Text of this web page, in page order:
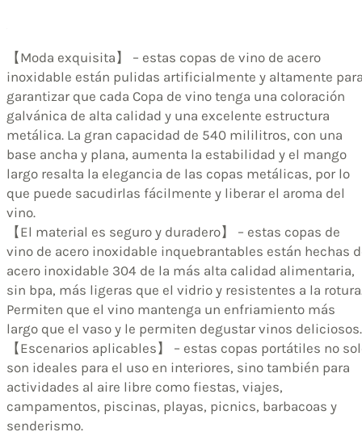
【Moda exquisita】 – estas copas de vino de acero
inoxidable están pulidas artificialmente y altamente
garantizar que cada Copa de vino tenga una coloración
galvánica de alta calidad y una excelente estructura
metálica. La gran capacidad de 540 mililitros, con una
base ancha y plana, aumenta la estabilidad y el mango
largo resalta la elegancia de las copas metálicas, por lo
que puede sacudirlas fácilmente y liberar el aroma del
vino.
【El material es seguro y duradero】 – estas copas de
vino de acero inoxidable inquebrantables están hechas
acero inoxidable 304 de la más alta calidad alimentaria,
sin bpa, más ligeras que el vidrio y resistentes a la
Permiten que el vino mantenga un enfriamiento más
largo que el vaso y le permiten degustar vinos deliciosos.
【Escenarios aplicables】 – estas copas portátiles no
son ideales para el uso en interiores, sino también para
actividades al aire libre como fiestas, viajes,
campamentos, piscinas, playas, picnics, barbacoas y
senderismo.